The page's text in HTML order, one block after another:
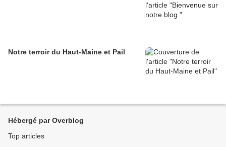
Notre terroir du Haut-Maine et Pail
Hébergé par Overblog
Top articles